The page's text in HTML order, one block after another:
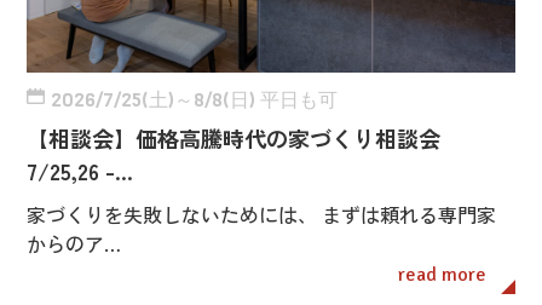
2026/7/25(土)～8/8(日) 平日も可
【相談会】価格高騰時代の家づくり相談会
7/25,26 -…
家づくりを失敗しないためには、 まずは頼れる専門家
からのア…
read more